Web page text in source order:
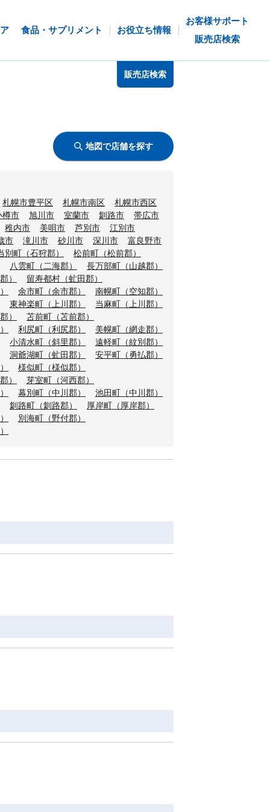
食品・サプリメント お役立ち情報
お客様サポート
販売店検索
販売店検索
地図で店舗を探す
札幌市豊平区 札幌市南区
札幌市西区
樽市 旭川市 室蘭市 釧路市
帯広市
稚内市 美唄市 芦別市
江別市
市 滝川市 砂川市 深川市
富良野市
別町（石狩郡）
松前町（松前郡）
八雲町（二海郡）
長万部町（山越郡）
）
留寿都村（虻田郡）
余市町（余市郡）
南幌町（空知郡）
東神楽町（上川郡）
当麻町（上川郡）
）
苫前町（苫前郡）
利尻町（利尻郡）
美幌町（網走郡）
小清水町（斜里郡）
遠軽町（紋別郡）
洞爺湖町（虻田郡）
安平町（勇払郡）
様似町（様似郡）
）
芽室町（河西郡）
幕別町（中川郡）
池田町（中川郡）
釧路町（釧路郡）
厚岸町（厚岸郡）
別海町（野付郡）